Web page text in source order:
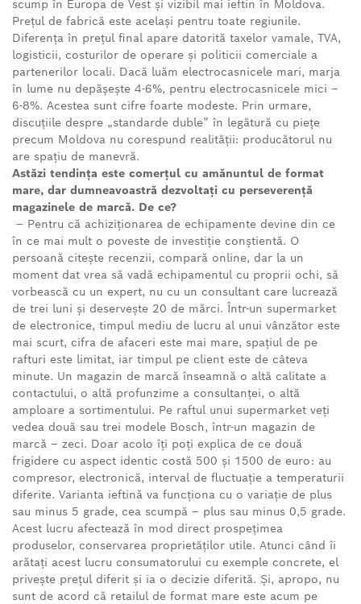
scump în Europa de Vest și vizibil mai ieftin în Moldova.
Prețul de fabrică este același pentru toate regiunile.
Diferența în prețul final apare datorită taxelor vamale, TVA,
logisticii, costurilor de operare și politicii comerciale a
partenerilor locali. Dacă luăm electrocasnicele mari, marja
în lume nu depășește 4-6%, pentru electrocasnicele mici –
6-8%. Acestea sunt cifre foarte modeste. Prin urmare,
discuțiile despre „standarde duble” în legătură cu piețe
precum Moldova nu corespund realității: producătorul nu
are spațiu de manevră.
Astăzi tendința este comerțul cu amănuntul de format
mare, dar dumneavoastră dezvoltați cu perseverență
magazinele de marcă. De ce?
– Pentru că achiziționarea de echipamente devine din ce
în ce mai mult o poveste de investiție conștientă. O
persoană citește recenzii, compară online, dar la un
moment dat vrea să vadă echipamentul cu proprii ochi, să
vorbească cu un expert, nu cu un consultant care lucrează
de trei luni și deservește 20 de mărci. Într-un supermarket
de electronice, timpul mediu de lucru al unui vânzător este
mai scurt, cifra de afaceri este mai mare, spațiul de pe
rafturi este limitat, iar timpul pe client este de câteva
minute. Un magazin de marcă înseamnă o altă calitate a
contactului, o altă profunzime a consultanței, o altă
amploare a sortimentului. Pe raftul unui supermarket veți
vedea două sau trei modele Bosch, într-un magazin de
marcă – zeci. Doar acolo îți poți explica de ce două
frigidere cu aspect identic costă 500 și 1500 de euro: au
compresor, electronică, interval de fluctuație a temperaturii
diferite. Varianta ieftină va funcționa cu o variație de plus
sau minus 5 grade, cea scumpă – plus sau minus 0,5 grade.
Acest lucru afectează în mod direct prospețimea
produselor, conservarea proprietăților utile. Atunci când îi
arătați acest lucru consumatorului cu exemple concrete, el
privește prețul diferit și ia o decizie diferită. Și, apropo, nu
sunt de acord că retailul de format mare este acum pe